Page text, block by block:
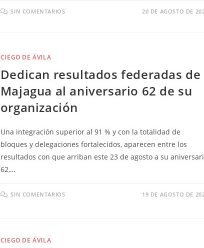
SIN COMENTARIOS 20 DE AGOSTO DE
CIEGO DE ÁVILA
Dedican resultados federadas de
Majagua al aniversario 62 de su
organización
Una integración superior al 91 % y con la totalidad de
bloques y delegaciones fortalecidos, aparecen entre los
resultados con que arriban este 23 de agosto a su
62,…
SIN COMENTARIOS 19 DE AGOSTO DE
CIEGO DE ÁVILA